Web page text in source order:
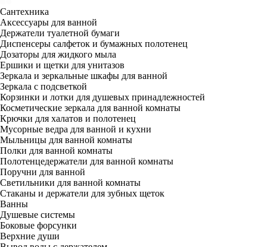
Сантехника
Аксессуары для ванной
Держатели туалетной бумаги
Диспенсеры салфеток и бумажных полотенец
Дозаторы для жидкого мыла
Ершики и щетки для унитазов
Зеркала и зеркальные шкафы для ванной
Зеркала с подсветкой
Корзинки и лотки для душевых принадлежностей
Косметические зеркала для ванной комнаты
Крючки для халатов и полотенец
Мусорные ведра для ванной и кухни
Мыльницы для ванной комнаты
Полки для ванной комнаты
Полотенцедержатели для ванной комнаты
Поручни для ванной
Светильники для ванной комнаты
Стаканы и держатели для зубных щеток
Ванны
Душевые системы
Боковые форсунки
Верхние души